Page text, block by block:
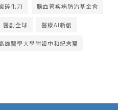
碎化刀 腦血管疾病防治基金會
醫創全球 醫療AI新創
雄醫學大學附設中和紀念醫